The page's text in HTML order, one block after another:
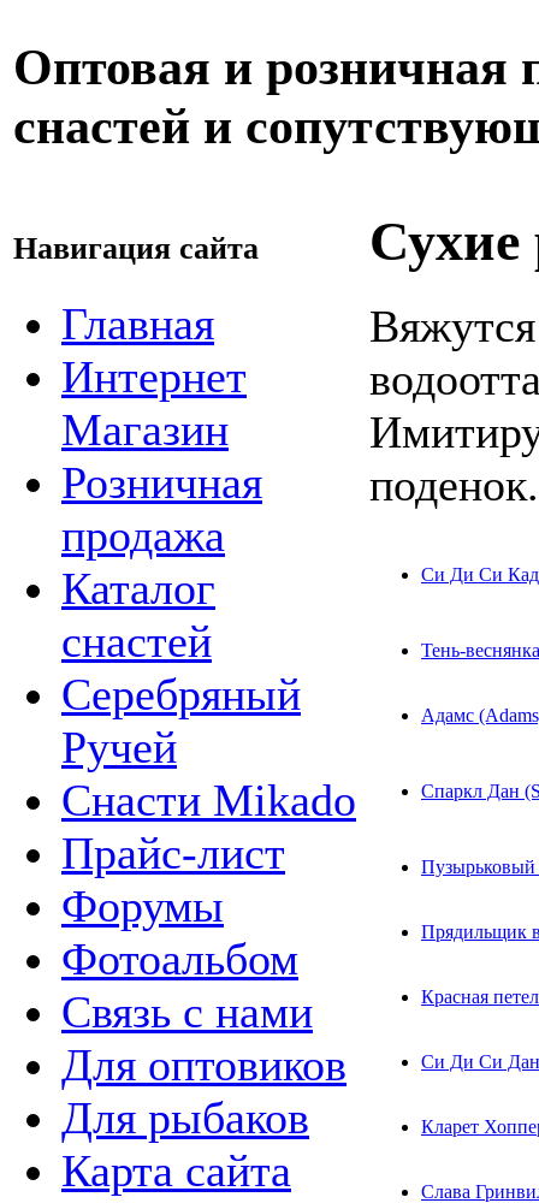
Оптовая и розничная
снастей и
Навигация сайта
Главная
Интернет
Магазин
Розничная
продажа
Каталог
снастей
Серебряный
Ручей
Снасти Mikado
Прайс-лист
Форумы
Фотоальбом
Связь с нами
Для оптовиков
Для рыбаков
Карта сайта
поденок.
Си Ди Си
Тень-
Адамс
Спаркл Дан
Пузырьковый
Прядильщик
Красная
Си Ди Си
Кларет
Слава